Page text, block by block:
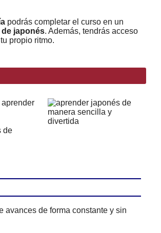
podrás completar el curso en un
de japonés. Además, tendrás acceso
propio ritmo.
de
avances de forma constante y sin